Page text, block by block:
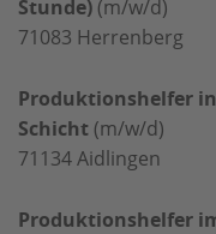
Stunde) (m/w/d)
71083 Herrenberg
Produktionshelfer
Schicht (m/w/d)
71134Aidlingen
Produktionshelfer